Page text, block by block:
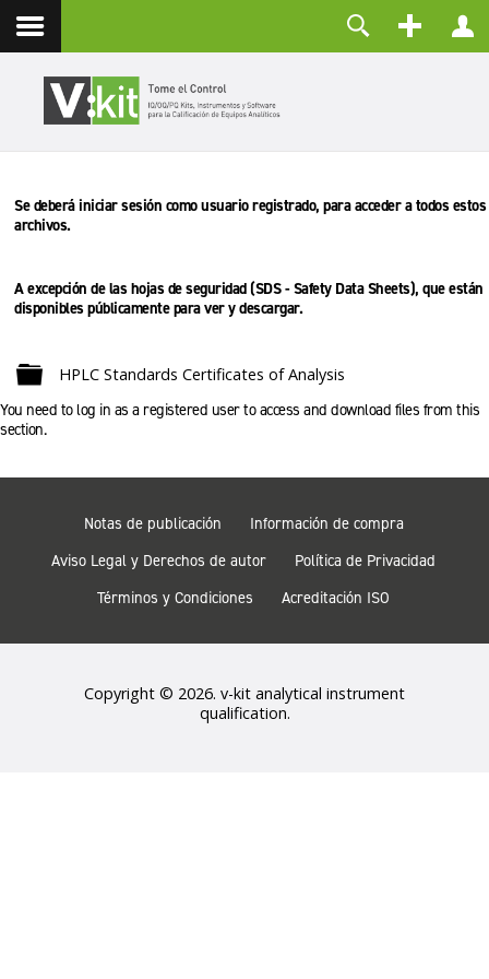
Contacto
Contraseña
CONECTAR
Crear una cuenta
Se deberá iniciar sesión como usuario registrado, para acceder a todos estos
archivos.
A excepción de las hojas de seguridad (SDS - Safety Data Sheets), que están
disponibles públicamente para ver y descargar.
Carpeta
HPLC Standards Certificates of Analysis
You need to log in as a registered user to access and download files from this
section.
Notas de publicación
Información de compra
Aviso Legal y Derechos de autor
Política de Privacidad
Términos y Condiciones
Acreditación ISO
Copyright © 2026. v-kit analytical instrument
qualification.